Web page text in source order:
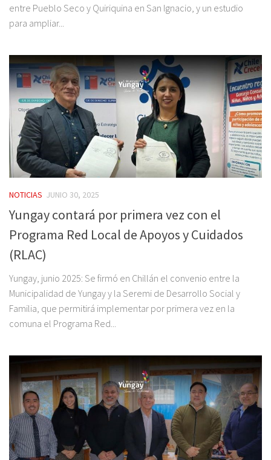
entre Pueblo Seco y Quiriquina en San Ignacio, y un estudio
para ampliar...
NOTICIAS JUNIO 30, 2025
Yungay contará por primera vez con el
Programa Red Local de Apoyos y Cuidados
(RLAC)
Yungay, junio 2025: Se firmó en Chillán el convenio entre la
Municipalidad de Yungay y la Seremi de Desarrollo Social y
Familia, que permitirá implementar por primera vez en la
comuna el Programa Red...